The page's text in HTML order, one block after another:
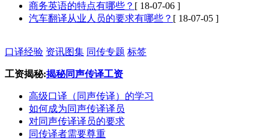
商务英语的特点有哪些？ [ 18-07-06 ]
汽车翻译从业人员的要求有哪些？ [ 18-07-05 ]
口译经验 资讯图集 同传专题 标签
工资揭秘:揭秘同声传译工资
高级口译（同声传译）的学习
如何成为同声传译译员
对同声传译译员的要求
同传译者需要尊重